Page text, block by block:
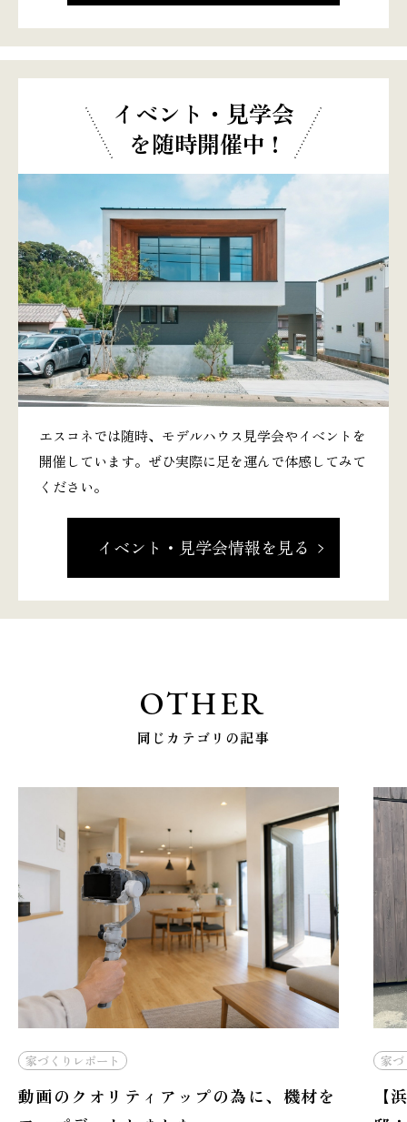
イベント・見学会
を随時開催中 !
エスコネでは随時、モデルハウス見学会やイベントを
開催しています。ぜひ実際に足を運んで体感してみて
ください。
イベント・見学会情報を見る
OTHER
同じカテゴリの記事
の為に、機材を
【浜松の注文住宅】建築家と